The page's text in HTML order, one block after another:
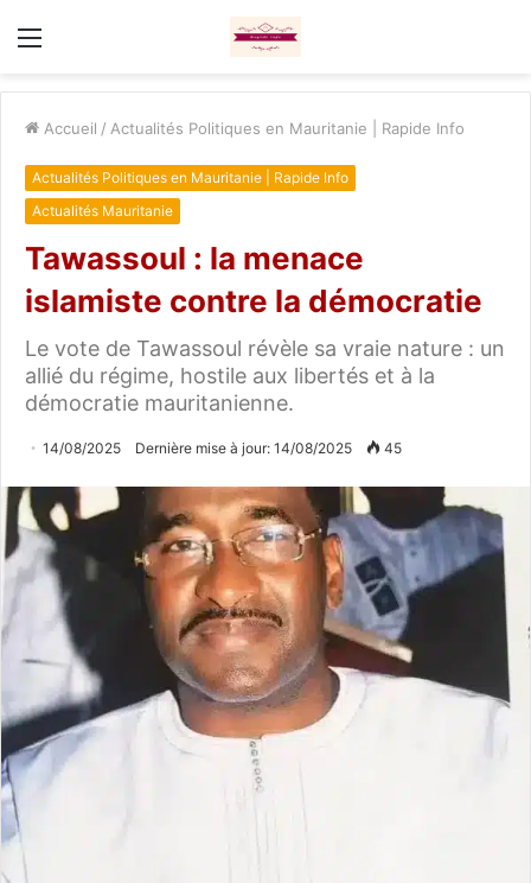
Menu
Accueil / Actualités Politiques en Mauritanie | Rapide Info
Actualités Politiques en Mauritanie | Rapide Info
Actualités Mauritanie
Tawassoul : la menace
islamiste contre la démocratie
Le vote de Tawassoul révèle sa vraie nature : un
allié du régime, hostile aux libertés et à la
démocratie mauritanienne.
14/08/2025 Dernière mise à jour: 14/08/2025 45